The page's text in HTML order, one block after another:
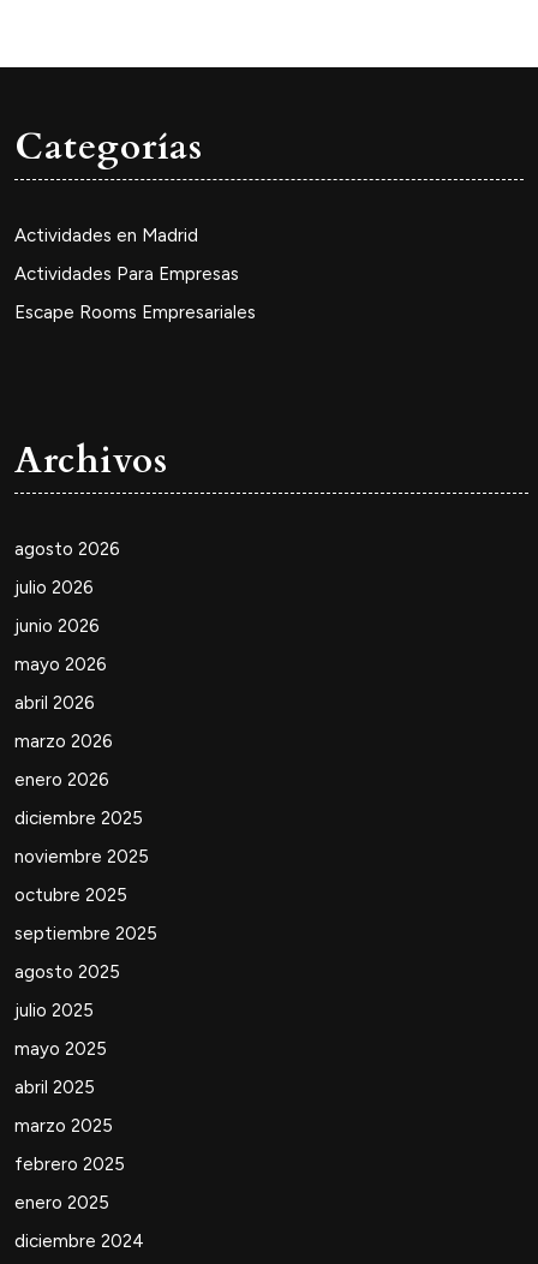
Categorías
Actividades en Madrid
Actividades Para Empresas
Escape Rooms Empresariales
Archivos
agosto 2026
julio 2026
junio 2026
mayo 2026
abril 2026
marzo 2026
enero 2026
diciembre 2025
noviembre 2025
octubre 2025
septiembre 2025
agosto 2025
julio 2025
mayo 2025
abril 2025
marzo 2025
febrero 2025
enero 2025
diciembre 2024